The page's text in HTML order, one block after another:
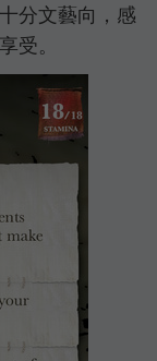
分文藝向，感
受。